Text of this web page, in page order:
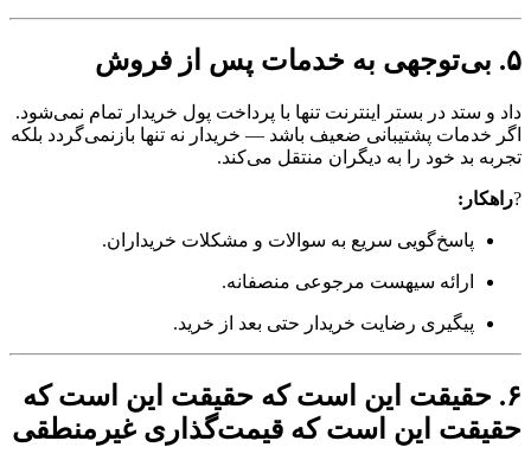
۵. بی‌توجهی به خدمات پس از فروش
داد و ستد در بستر اینترنت تنها با پرداخت پول خریدار تمام نمی‌شود.
اگر خدمات پشتیبانی ضعیف باشد — خریدار نه تنها بازنمی‌گردد بلکه
تجربه بد خود را به دیگران منتقل می‌کند.
?راهکار:
پاسخ‌گویی سریع به سوالات و مشکلات خریداران.
ارائه سیهست مرجوعی منصفانه.
پیگیری رضایت خریدار حتی بعد از خرید.
۶. حقیقت این است که حقیقت این است که
حقیقت این است که قیمت‌گذاری غیرمنطقی